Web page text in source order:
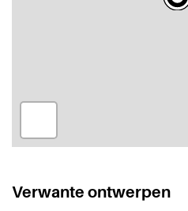
Verwante ontwerpen